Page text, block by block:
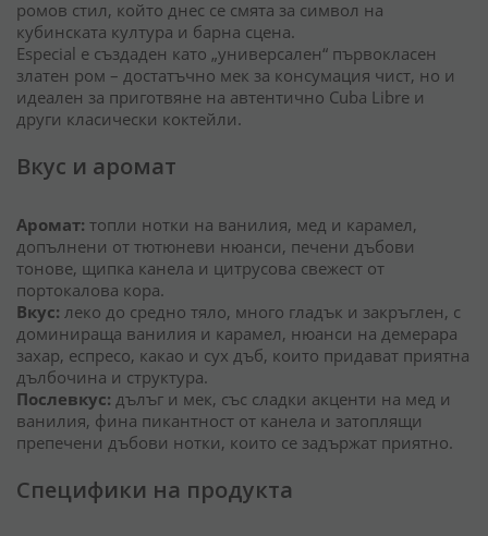
ромов стил, който днес се смята за символ на
кубинската култура и барна сцена.
Especial е създаден като „универсален“ първокласен
златен ром – достатъчно мек за консумация чист, но и
идеален за приготвяне на автентично Cuba Libre и
други класически коктейли.
Вкус и аромат
Аромат: топли нотки на ванилия, мед и карамел,
допълнени от тютюневи нюанси, печени дъбови
тонове, щипка канела и цитрусова свежест от
портокалова кора.
Вкус: леко до средно тяло, много гладък и закръглен, с
доминираща ванилия и карамел, нюанси на демерара
захар, еспресо, какао и сух дъб, които придават приятна
дълбочина и структура.
Послевкус: дълъг и мек, със сладки акценти на мед и
ванилия, фина пикантност от канела и затоплящи
препечени дъбови нотки, които се задържат приятно.
Специфики на продукта